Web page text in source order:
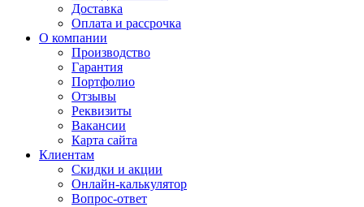
Доставка
Оплата и рассрочка
О компании
Производство
Гарантия
Портфолио
Отзывы
Реквизиты
Вакансии
Карта сайта
Клиентам
Скидки и акции
Онлайн-калькулятор
Вопрос-ответ